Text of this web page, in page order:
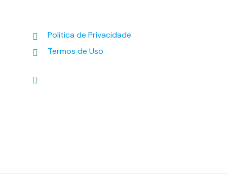
Política de Privacidade
Termos de Uso